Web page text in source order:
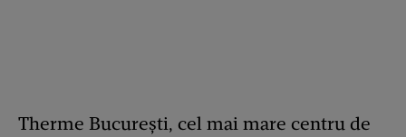
Therme București, cel mai mare centru de